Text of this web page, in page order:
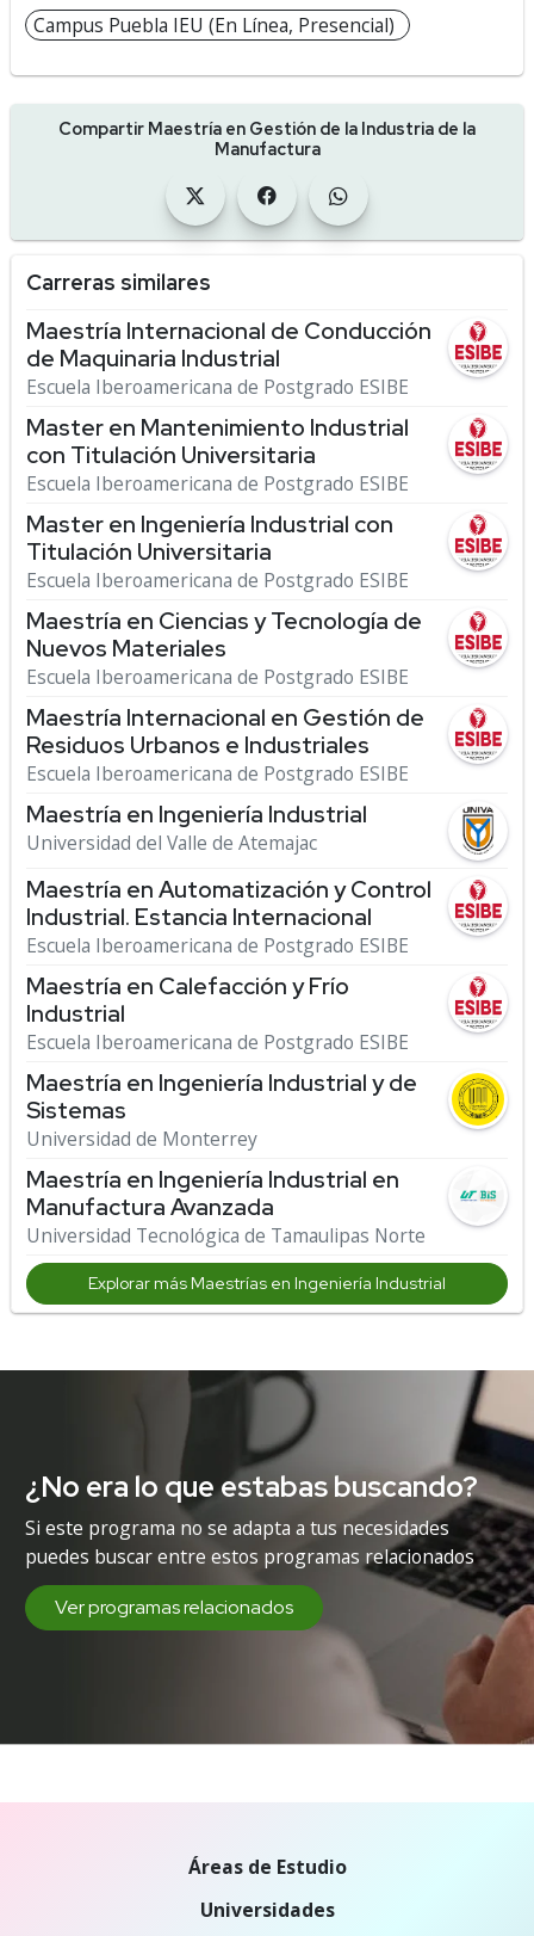
Campus Puebla IEU (En Línea, Presencial)
Compartir Maestría en Gestión de la Industria de la
Manufactura
Carreras similares
Maestría Internacional de Conducción
de Maquinaria Industrial
Escuela Iberoamericana de Postgrado ESIBE
Master en Mantenimiento Industrial
con Titulación Universitaria
Escuela Iberoamericana de Postgrado ESIBE
Master en Ingeniería Industrial con
Titulación Universitaria
Escuela Iberoamericana de Postgrado ESIBE
Maestría en Ciencias y Tecnología de
Nuevos Materiales
Escuela Iberoamericana de Postgrado ESIBE
Maestría Internacional en Gestión de
Residuos Urbanos e Industriales
Escuela Iberoamericana de Postgrado ESIBE
Maestría en Ingeniería Industrial
Universidad del Valle de Atemajac
Maestría en Automatización y Control
Industrial. Estancia Internacional
Escuela Iberoamericana de Postgrado ESIBE
Maestría en Calefacción y Frío
Industrial
Escuela Iberoamericana de Postgrado ESIBE
Maestría en Ingeniería Industrial y de
Sistemas
Universidad de Monterrey
Maestría en Ingeniería Industrial en
Manufactura Avanzada
Universidad Tecnológica de Tamaulipas Norte
Explorar más Maestrías en Ingeniería Industrial
¿No era lo que estabas buscando?
Si este programa no se adapta a tus necesidades
puedes buscar entre estos programas relacionados
Ver programas relacionados
Áreas de Estudio
Universidades